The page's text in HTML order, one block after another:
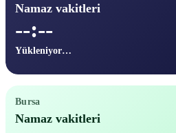
Namaz vakitleri
--:--
Yükleniyor…
Bursa
Namaz vakitleri